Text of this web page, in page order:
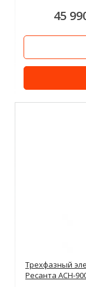
45
Трехфазный
Ресанта АСН-